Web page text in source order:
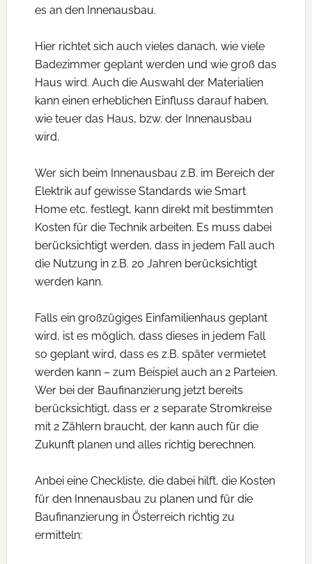
es an den Innenausbau.
Hier richtet sich auch vieles danach, wie viele
Badezimmer geplant werden und wie groß das
Haus wird. Auch die Auswahl der Materialien
kann einen erheblichen Einfluss darauf haben,
wie teuer das Haus, bzw. der Innenausbau
wird.
Wer sich beim Innenausbau z.B. im Bereich der
Elektrik auf gewisse Standards wie Smart
Home etc. festlegt, kann direkt mit bestimmten
Kosten für die Technik arbeiten. Es muss dabei
berücksichtigt werden, dass in jedem Fall auch
die Nutzung in z.B. 20 Jahren berücksichtigt
werden kann.
Falls ein großzügiges Einfamilienhaus geplant
wird, ist es möglich, dass dieses in jedem Fall
so geplant wird, dass es z.B. später vermietet
werden kann – zum Beispiel auch an 2 Parteien.
Wer bei der Baufinanzierung jetzt bereits
berücksichtigt, dass er 2 separate Stromkreise
mit 2 Zählern braucht, der kann auch für die
Zukunft planen und alles richtig berechnen.
Anbei eine Checkliste, die dabei hilft, die Kosten
für den Innenausbau zu planen und für die
Baufinanzierung in Österreich richtig zu
ermitteln: